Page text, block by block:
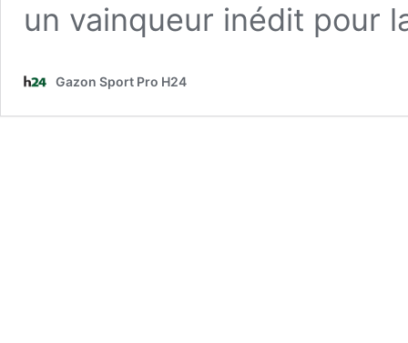
un vainqueur inédit pour
Gazon Sport Pro H24